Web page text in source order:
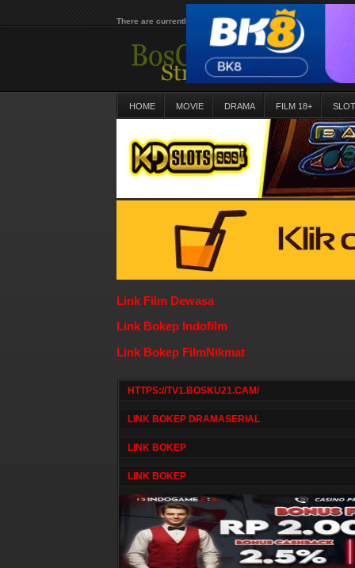
There are currently 25651 movies on our website
HOME MOVIE DRAMA FILM 18+
Link Film Dewasa
Link Bokep Indofilm
Link Bokep FilmNikmat
HTTPS://TV1.BOSKU21.CAM/
LINK BOKEP DRAMASERIAL
LINK BOKEP
LINK BOKEP